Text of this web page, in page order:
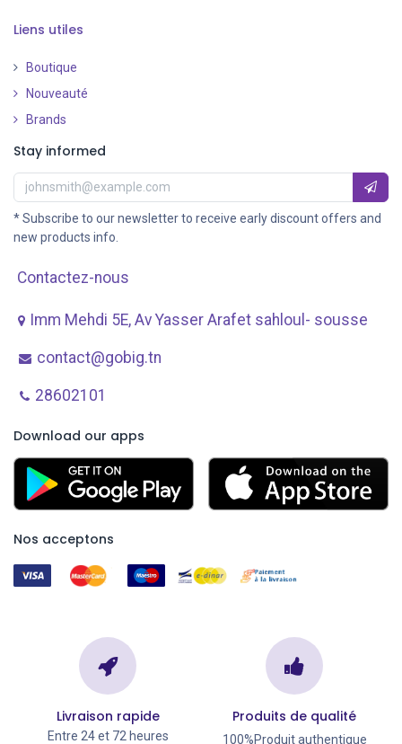
Liens utiles
Boutique
Nouveauté
Brands
Stay informed
* Subscribe to our newsletter to receive early discount offers and
new products info.
Contactez-nous
Imm Mehdi 5E, Av ​Yasser Arafet sahloul- sousse
contact@gobig.tn
28602101
Download our apps
Nos acceptons
Livraison rapide
Entre 24 et 72 heures
Produits de qualité
100%Produit authentique